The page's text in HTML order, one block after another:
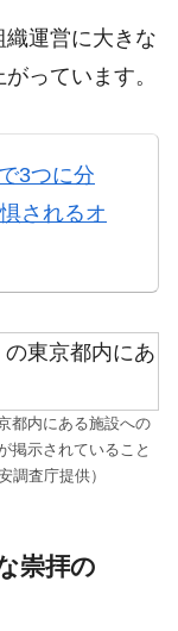
運営に大きな
っています。
3つに分
されるオ
都内にある施設への
掲示されていること
調査庁提供）
崇拝の